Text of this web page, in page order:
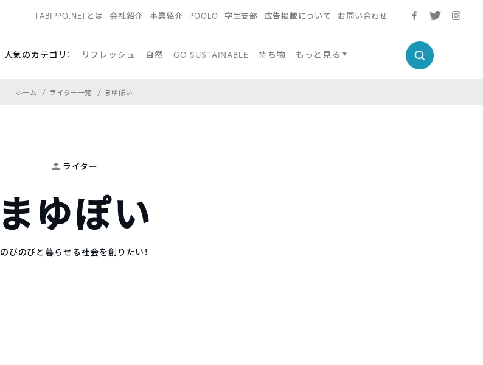
TABIPPO.NETとは 会社紹介 事業紹介 POOLO 学生支部 広告掲載について お問い合わせ
人気のカテゴリ： リフレッシュ 自然 GO SUSTAINABLE 持ち物 もっと見る
ホーム ライター一覧 まゆぽい
ライター
まゆぽい
のびのびと暮らせる社会を創りたい！